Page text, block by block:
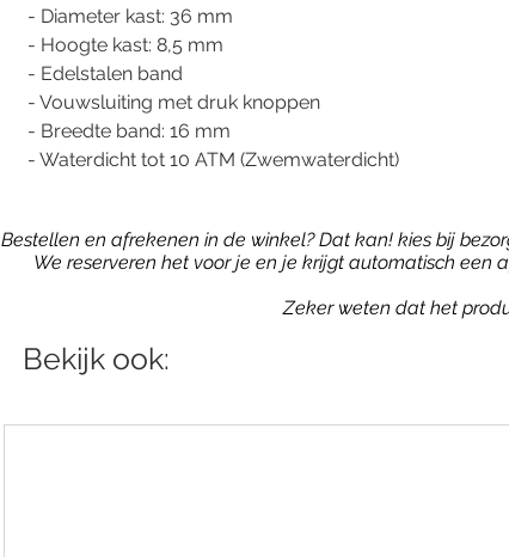
- Diameter kast: 36 mm
- Hoogte kast: 8,5 mm
- Edelstalen band
- Vouwsluiting met druk knoppen
- Breedte band: 16 mm
- Waterdicht tot 10 ATM (Zwemwaterdicht)
Bestellen en afrekenen in de winkel? Dat kan! kies bij
We reserveren het voor je en je krijgt automatisch
Zeker weten dat het
Bekijk ook: